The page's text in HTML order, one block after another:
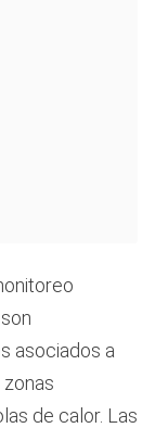
asociados a
de calor. Las